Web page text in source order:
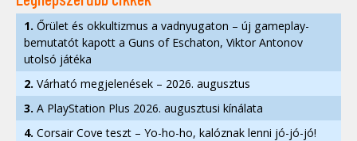
1. Őrület és okkultizmus a vadnyugaton – új gameplay-
bemutatót kapott a Guns of Eschaton, Viktor Antonov
utolsó játéka
2. Várható megjelenések – 2026. augusztus
3. A PlayStation Plus 2026. augusztusi kínálata
4. Corsair Cove teszt – Yo-ho-ho, kalóznak lenni jó-jó-jó!